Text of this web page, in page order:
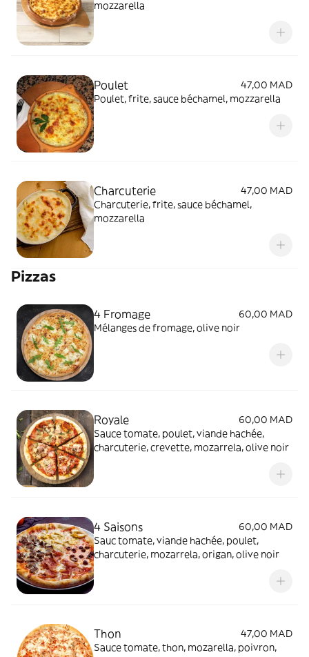
mozzarella
Poulet
47,00 MAD
Poulet, frite, sauce béchamel, mozzarella
Charcuterie
47,00 MAD
Charcuterie, frite, sauce béchamel,
mozzarella
Pizzas
4 Fromage
60,00 MAD
Mélanges de fromage, olive noir
Royale
60,00 MAD
Sauce tomate, poulet, viande hachée,
charcuterie, crevette, mozarrela, olive noir
4 Saisons
60,00 MAD
Sauc tomate, viande hachée, poulet,
charcuterie, mozarrela, origan, olive noir
Thon
47,00 MAD
Sauce tomate, thon, mozarella, poivron,